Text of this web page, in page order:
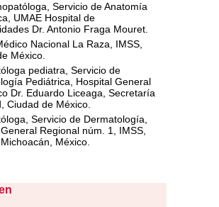
Servicio de Anatomía
UMAE Hospital de
Dr. Antonio Fraga Mouret.
Nacional La Raza, IMSS,
México.
pediatra, Servicio de
Pediátrica, Hospital General
Dr. Eduardo Liceaga, Secretaría
Ciudad de México.
Servicio de Dermatología,
Regional núm. 1, IMSS,
México.